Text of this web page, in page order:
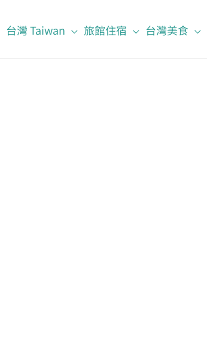
台灣 Taiwan 旅館住宿 台灣美食